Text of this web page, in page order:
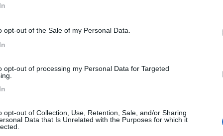
opt-out of the Sale of my Personal Data.
opt-out of processing my Personal Data for Targeted
opt-out of Collection, Use, Retention, Sale, and/or Sharing
Data that Is Unrelated with the Purposes for which it
La Villa si trova nel verde entroterra ligu...